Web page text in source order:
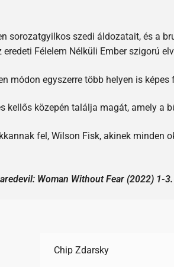
sorozatgyilkos szedi áldozatait, és a
Félelem Nélküli Ember szigorú
módon egyszerre több helyen is képes
közepén találja magát, amely a
fel, Wilson Fisk, akinek minden
Woman Without Fear (2022) 1-
Chip Zdarsky